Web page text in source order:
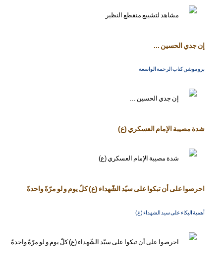
إن جدي الحسين ...
بروموشن كتاب الرحمة الواسعة
شدة مصيبة الإمام العسكري (ع)
احرصوا على أن تبكوا على سيّد الشّهداء (ع) كلّ يوم و لو مرّةً واحدةً
أهمية البكاء على سيد الشهداء (ع)